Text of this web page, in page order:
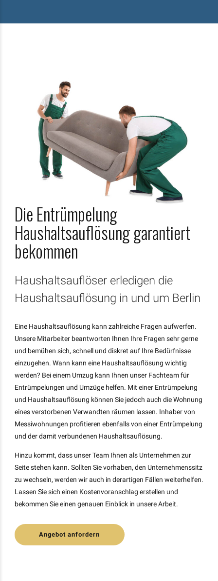
Die Entrümpelung
Haushaltsauflösung garantiert
bekommen
Haushaltsauflöser erledigen die
Haushaltsauflösung in und um Berlin
Eine Haushaltsauflösung kann zahlreiche Fragen aufwerfen.
Unsere Mitarbeiter beantworten Ihnen Ihre Fragen sehr gerne
und bemühen sich, schnell und diskret auf Ihre Bedürfnisse
einzugehen. Wann kann eine Haushaltsauflösung wichtig
werden? Bei einem Umzug kann Ihnen unser Fachteam für
Entrümpelungen und Umzüge helfen. Mit einer Entrümpelung
und Haushaltsauflösung können Sie jedoch auch die Wohnung
eines verstorbenen Verwandten räumen lassen. Inhaber von
Messiwohnungen profitieren ebenfalls von einer Entrümpelung
und der damit verbundenen Haushaltsauflösung.
Hinzu kommt, dass unser Team Ihnen als Unternehmen zur
Seite stehen kann. Sollten Sie vorhaben, den Unternehmenssitz
zu wechseln, werden wir auch in derartigen Fällen weiterhelfen.
Lassen Sie sich einen Kostenvoranschlag erstellen und
bekommen Sie einen genauen Einblick in unsere Arbeit.
Angebot anfordern